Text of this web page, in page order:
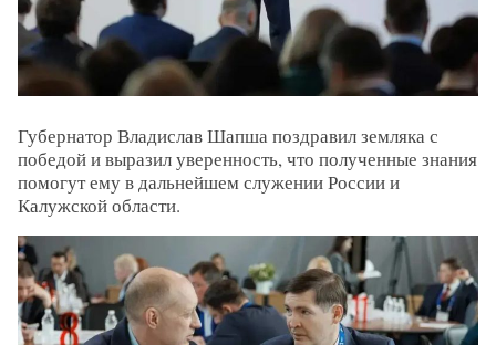
Губернатор Владислав Шапша поздравил земляка с
победой и выразил уверенность, что полученные знания
помогут ему в дальнейшем служении России и
Калужской области.